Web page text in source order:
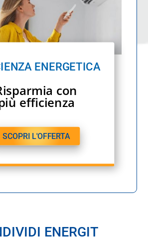
ENERGETICA
con
efficienza
SCOPRI L'OFFERTA
ENERGIT